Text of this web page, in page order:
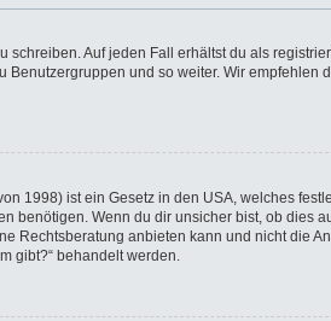
Auf jeden Fall erhältst du als
und so weiter. Wir empfehlen
1998) ist ein Gesetz in den USA, welches
Wenn du dir unsicher bist, ob dies
Rechtsberatung anbieten kann und nicht die
gibt?“ behandelt werden.